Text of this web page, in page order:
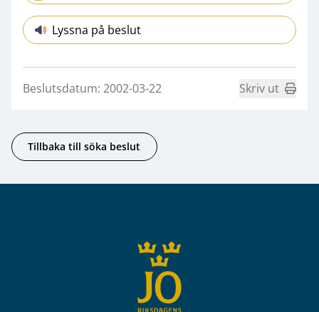
Lyssna på beslut
Beslutsdatum: 2002-03-22 Skriv ut
Tillbaka till söka beslut